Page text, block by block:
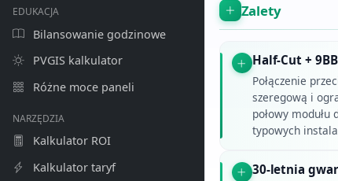
EDUKACJA
Bilansowanie godzinowe
PVGIS kalkulator
Różne moce paneli
NARZĘDZIA
Kalkulator ROI
Kalkulator taryf
Zalety
Half-Cut +
Połączenie
szeregową i
połowy
typowych
30-letnia